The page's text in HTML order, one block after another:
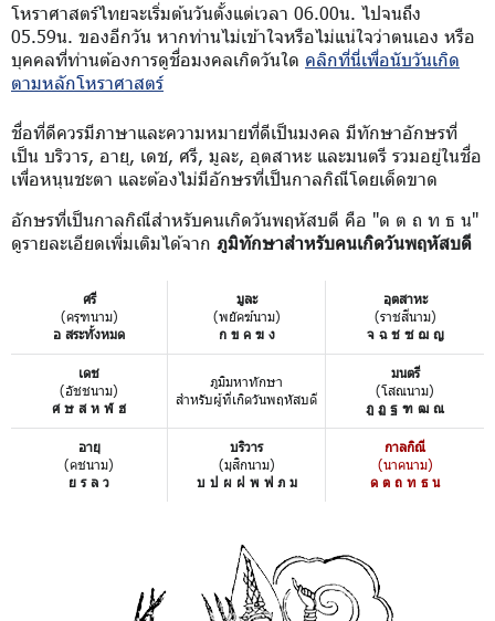
โหราศาสตร์ไทยจะเริ่มต้นวันตั้งแต่เวลา 06.00น. ไปจนถึง
05.59น. ของอีกวัน หากท่านไม่เข้าใจหรือไม่แน่ใจว่าตนเอง หรือ
บุคคลที่ท่านต้องการดูชื่อมงคลเกิดวันใด คลิกที่นี่เพื่อนับวันเกิด
ตามหลักโหราศาสตร์
ชื่อที่ดีควรมีภาษาและความหมายที่ดีเป็นมงคล มีทักษาอักษรที่
เป็น บริวาร, อายุ, เดช, ศรี, มูละ, อุตสาหะ และมนตรี รวมอยู่ในชื่อ
เพื่อหนุนชะตา และต้องไม่มีอักษรที่เป็นกาลกิณีโดยเด็ดขาด
อักษรที่เป็นกาลกิณีสำหรับคนเกิดวันพฤหัสบดี คือ "ด ต ถ ท ธ น"
ดูรายละเอียดเพิ่มเติมได้จาก ภูมิทักษาสำหรับคนเกิดวันพฤหัสบดี
ศรี
(ครุฑนาม)
อ สระทั้งหมด
มูละ
(พยัคฆ์นาม)
ก ข ค ฆ ง
อุตสาหะ
(ราชสีนาม)
จ ฉ ช ซ ฌ ญ
เดช
(อัชชนาม)
ศ ษ ส ห ฬ ฮ
ภูมิมหาทักษา
สำหรับผู้ที่เกิดวันพฤหัสบดี
มนตรี
(โสณนาม)
ฎ ฏ ฐ ฑ ฒ ณ
อายุ
(คชนาม)
ย ร ล ว
บริวาร
(มุสิกนาม)
บ ป ผ ฝ พ ฟ ภ ม
กาลกิณี
(นาคนาม)
ด ต ถ ท ธ น